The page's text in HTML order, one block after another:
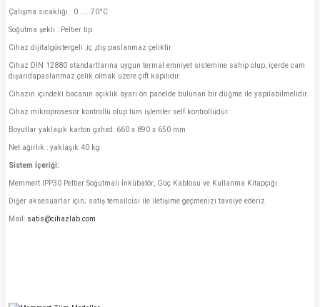
Çalışma sıcaklığı : 0......70°C
Soğutma şekli : Peltier tip
Cihaz dijitalgöstergeli ,iç ,dış paslanmaz çeliktir.
Cihaz DIN 12880 standartlarına uygun termal emniyet sistemine sahip olup, içerde cam
dışarıdapaslanmaz çelik olmak üzere çift kapılıdır.
Cihazın içindeki bacanın açıklık ayarı ön panelde bulunan bir düğme ile yapılabilmelidir.
Cihaz mikroprosesör kontrollü olup tüm işlemler self kontrollüdür.
Boyutlar yaklaşık karton gxhxd: 660 x 890 x 650 mm
Net ağırlık : yaklaşık 40 kg
Sistem İçeriği:
Memmert IPP30 Peltier Soğutmalı İnkübatör, Güç Kablosu ve Kullanma Kitapçığı.
Diğer aksesuarlar için; satış temsilcisi ile iletişime geçmenizi tavsiye ederiz.
Mail: satis@cihazlab.com